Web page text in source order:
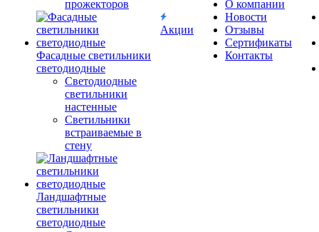
прожекторов
Фасадные светильники
светодиодные
Светодиодные
светильники
настенные
Светильники
встраиваемые в
стену
Ландшафтные
светильники
светодиодные
Акции
О компании
Новости
Отзывы
Сертификаты
Контакты